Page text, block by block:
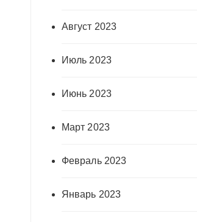
Август 2023
Июль 2023
Июнь 2023
Март 2023
Февраль 2023
Январь 2023